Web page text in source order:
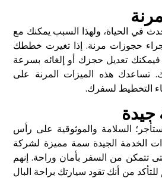
في الحياة، ولهذا السبب يمكنك مع
حجوزات مرنة. إذا تغيرت خططك
تعديل حجزك أو إلغائه بسرعة
تساعدك هذه الميزات المرنة على
التخطيط لسفرك.
جيدة
السلامة والموثوقية على رأس
الخدمة الجيدة سمة مميزة لشركة
تتمكن من السفر بأمان وراحة. إنهم
من أنك تقود سيارتك براحة البال